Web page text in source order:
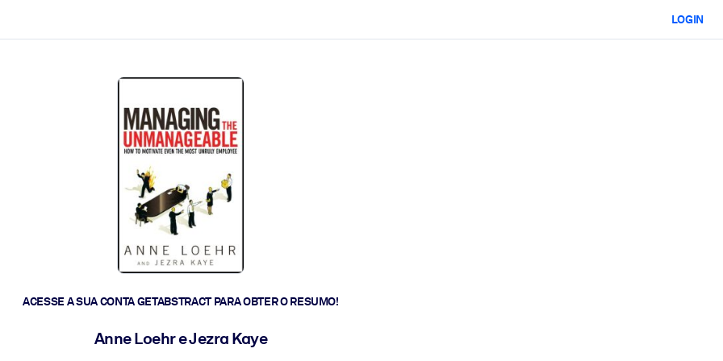
LOGIN
ACESSE A SUA CONTA GETABSTRACT PARA OBTER O RESUMO!
Anne Loehr e Jezra Kaye